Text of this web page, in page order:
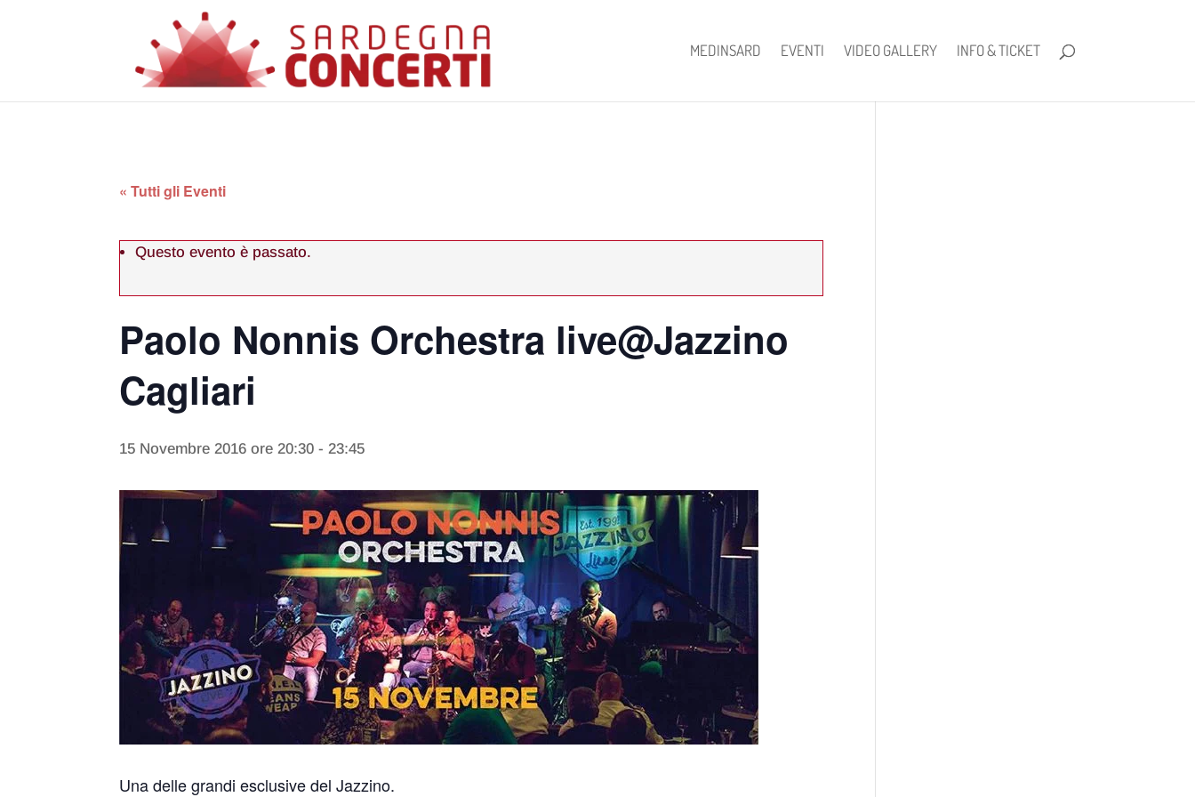
MEDINSARD EVENTI VIDEO GALLERY INFO & TICKET
« Tutti gli Eventi
Questo evento è passato.
Paolo Nonnis Orchestra live@Jazzino
Cagliari
15 Novembre 2016 ore 20:30 -23:45
Una delle grandi esclusive del Jazzino.